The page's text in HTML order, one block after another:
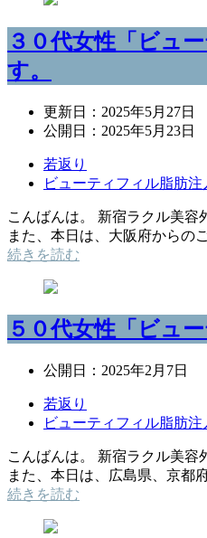
３０代女性「ビュ
す。
更新日： 2025年5月27日
公開日： 2025年5月23日
若返り
ビューティフィル脂肪注
こんばんは。 新宿ラクル美容
また、本日は、大阪府からの
続きを読む
５０代女性「ビュ
公開日： 2025年2月7日
若返り
ビューティフィル脂肪注
こんばんは。 新宿ラクル美容
また、本日は、広島県、京都
続きを読む